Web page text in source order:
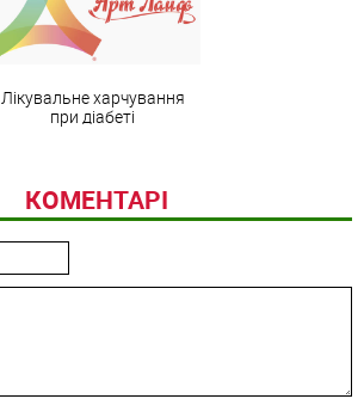
Лікувальне харчування
при діабеті
КОМЕНТАРІ